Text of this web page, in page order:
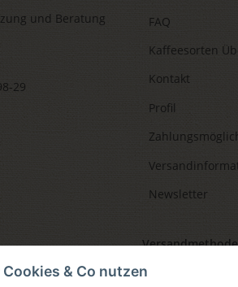
& Co nutzen
und Beratung
29
FAQ
Kaffeesorten
Kontakt
Profil
Newsletter